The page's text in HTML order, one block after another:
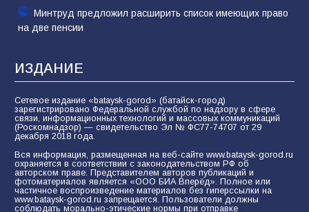
Минтруд предложил расширить список имеющих право
на две пенсии
ИЗДАНИЕ
Сетевое издание «bataysk-gorod» (батайск-город)
зарегистрировано Федеральной службой по надзору в сфере
связи, информационных технологий и массовых коммуникаций
(Роскомнадзор) — свидетельство Эл № ФС77-74707 от 29
декабря 2018 года.
Вся информация, размещенная на веб-сайте www.bataysk-gorod.ru
охраняется в соответствии с законодательством РФ об
авторском праве. Представителем авторов публикаций и
фотоматериалов является «ООО БИА Вперёд». Полное или
частичное воспроизведение материалов без гиперссылки на
www.bataysk-gorod.ru запрещается. Пользователи должны
соблюдать морально-этические нормы при отправке